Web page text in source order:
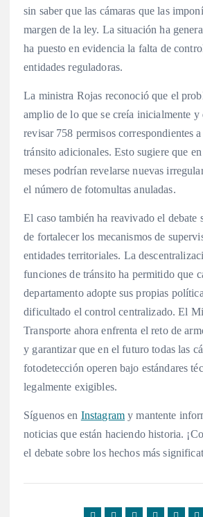
sin saber que las cámaras que las
margen de la ley. La situación ha
ha puesto en evidencia la falta de
entidades reguladoras.
La ministra Rojas reconoció que el
amplio de lo que se creía inicialmente y
revisar 758 permisos correspondientes
tránsito adicionales. Esto sugiere que
meses podrían revelarse nuevas
el número de fotomultas anuladas.
El caso también ha reavivado el debate
de fortalecer los mecanismos de
entidades territoriales. La
funciones de tránsito ha permitido que
departamento adopte sus propias
dificultado el control centralizado. El
Transporte ahora enfrenta el reto de
y garantizar que en el futuro todas las
fotodetección operen bajo estándares
legalmente exigibles.
Síguenos en Instagram y mantente
noticias que están haciendo historia.
el debate sobre los hechos más